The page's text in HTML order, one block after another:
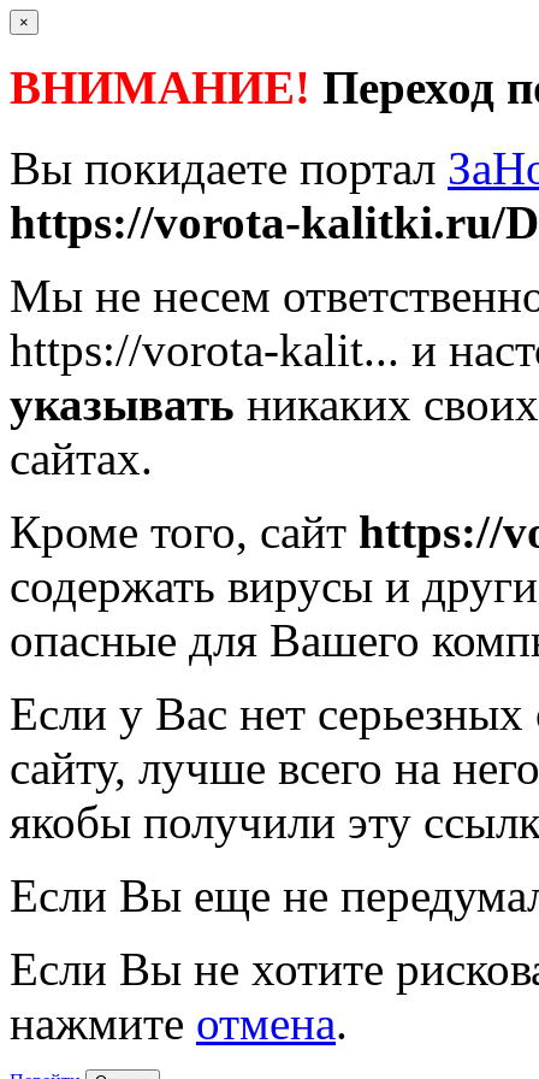
×
ВНИМАНИЕ! Переход
Вы покидаете портал
https://vorota-kalitki.ru/
Мы не несем
https://vorota-kalit... и
указывать никаких
сайтах.
Кроме того, сайт https://
содержать вирусы и
опасные для Вашего
Если у Вас нет
сайту, лучше всего на
якобы получили эту
Если Вы еще не
Если Вы не хотите
нажмите отмена.